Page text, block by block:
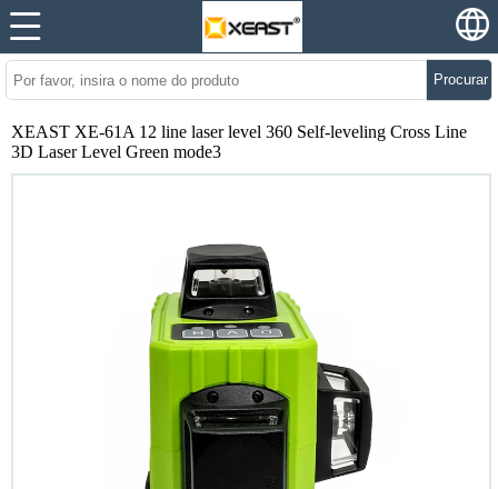
Procurar
XEAST XE-61A 12 line laser level 360 Self-leveling Cross Line
3D Laser Level Green mode3